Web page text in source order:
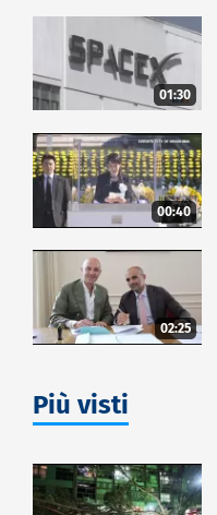
01:30
00:40
02:25
Più visti